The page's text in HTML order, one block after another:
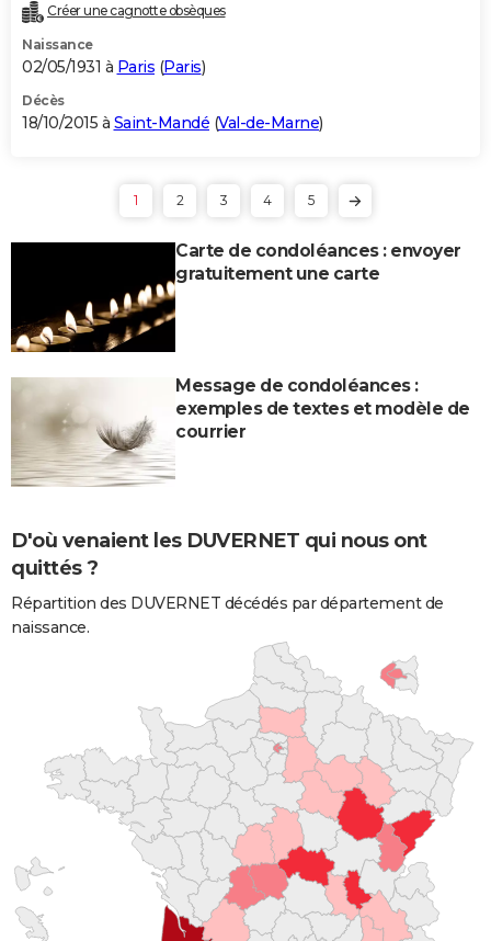
Créer une cagnotte obsèques
Naissance
02/05/1931 à Paris (Paris)
Décès
18/10/2015 à Saint-Mandé (Val-de-Marne)
1 2 3 4 5
Carte de condoléances : envoyer
gratuitement une carte
Message de condoléances :
exemples de textes et modèle de
courrier
D'où venaient les DUVERNET qui nous ont
quittés ?
Répartition des DUVERNET décédés par département de
naissance.